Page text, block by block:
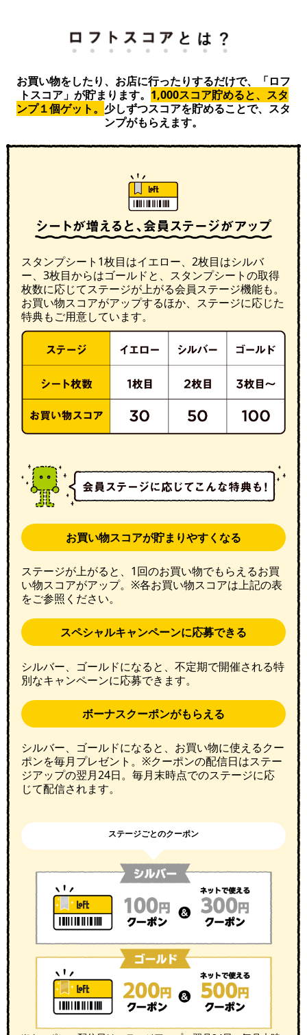
お買い物をしたり、お店に行ったりするだけで、「ロフ
トスコア」が貯まります。 1,000スコア貯めると、スタ
ンプ１個ゲット。 少しずつスコアを貯めることで、スタ
ンプがもらえます。
スタンプシート1枚目はイエロー、2枚目はシルバ
ー、3枚目からはゴールドと、スタンプシートの取得
枚数に応じてステージが上がる会員ステージ機能も。
お買い物スコアがアップするほか、ステージに応じた
特典もご用意しています。
お買い物スコアが貯まりやすくなる
ステージが上がると、1回のお買い物でもらえるお買
い物スコアがアップ。※各お買い物スコアは上記の表
をご参照ください。
スペシャルキャンペーンに応募できる
シルバー、ゴールドになると、不定期で開催される特
別なキャンペーンに応募できます。
ボーナスクーポンがもらえる
シルバー、ゴールドになると、お買い物に使えるクー
ポンを毎月プレゼント。※クーポンの配信日はステー
ジアップの翌月24日。毎月末時点でのステージに応
じて配信されます。
ステージごとのクーポン